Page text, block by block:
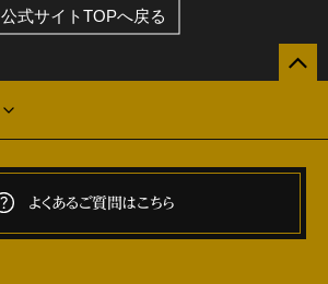
公式サイトTOPへ戻る
よくあるご質問はこちら